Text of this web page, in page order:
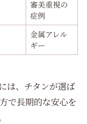
審美重視の
症例
金属アレル
ギー
は、チタンが選ば
で長期的な安心を